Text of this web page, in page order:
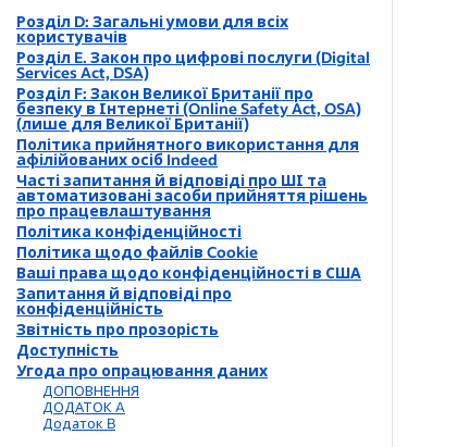
Розділ D: Загальні умови для всіх
користувачів
Розділ E. Закон про цифрові послуги (Digital
Services Act, DSA)
Розділ F: Закон Великої Британії про
безпеку в Інтернеті (Online Safety Act, OSA)
(лише для Великої Британії)
Політика прийнятного використання для
афілійованих осіб Indeed
Часті запитання й відповіді про ШІ та
автоматизовані засоби прийняття рішень
про працевлаштування
Політика конфіденційності
Політика щодо файлів Cookie
Ваші права щодо конфіденційності в США
Запитання й відповіді про
конфіденційність
Звітність про прозорість
Доступність
Угода про опрацювання даних
ДОПОВНЕННЯ
ДОДАТОК A
Додаток B